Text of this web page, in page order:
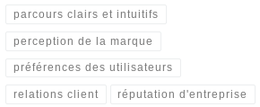
parcours clairs et intuitifs
perception de la marque
préférences des utilisateurs
relations client réputation d'entreprise